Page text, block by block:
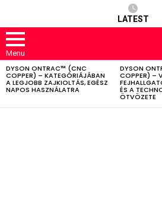
LATEST
Menu
LATEST
STORIES
DYSON ONTRAC™ (CNC
COPPER) – KATEGÓRIÁJÁBAN
A LEGJOBB ZAJKIOLTÁS, EGÉSZ
NAPOS HASZNÁLATRA
DYSON
COPPER) –
ÉS A
ÖTVÖZETE